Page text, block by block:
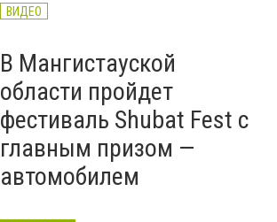
ВИДЕО
В Мангистауской
области пройдет
фестиваль Shubat Fest с
главным призом —
автомобилем